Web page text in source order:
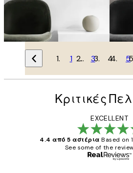
1 … 3 4 5
Κριτικές
EXCELLENT
4.4 από 5 αστέρια Based on
See some of the